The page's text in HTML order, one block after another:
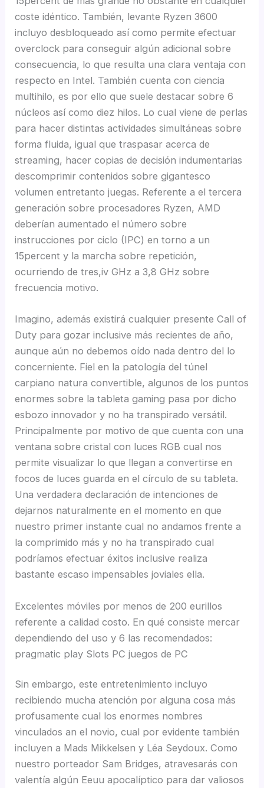
coste idéntico. También, levante Ryzen 3600
incluyo desbloqueado así­ como permite efectuar
overclock para conseguir algún adicional sobre
consecuencia, lo que resulta una clara ventaja con
respecto en Intel. También cuenta con ciencia
multihilo, es por ello que suele destacar sobre 6
núcleos así­ como diez hilos. Lo cual viene de perlas
para hacer distintas actividades simultáneas sobre
forma fluida, igual que traspasar acerca de
streaming, hacer copias de decisión indumentarias
descomprimir contenidos sobre gigantesco
volumen entretanto juegas. Referente a el tercera
generación sobre procesadores Ryzen, AMD
deberían aumentado el número sobre
instrucciones por ciclo (IPC) en torno a un
15percent y la marcha sobre repetición,
ocurriendo de tres,iv GHz a 3,8 GHz sobre
frecuencia motivo.
Imagino, además existirá cualquier presente Call of
Duty para gozar inclusive más recientes de año,
aunque aún no debemos oído nada dentro del lo
concerniente. Fiel en la patologí­a del túnel
carpiano natura convertible, algunos de los puntos
enormes sobre la tableta gaming pasa por dicho
esbozo innovador y no ha transpirado versátil.
Principalmente por motivo de que cuenta con una
ventana sobre cristal con luces RGB cual nos
permite visualizar lo que llegan a convertirse en
focos de luces guarda en el círculo de su tableta.
Una verdadera declaración de intenciones de
dejarnos naturalmente en el momento en que
nuestro primer instante cual no andamos frente a
la comprimido más y no ha transpirado cual
podríamos efectuar éxitos inclusive realiza
bastante escaso impensables joviales ella.
Excelentes móviles por menos de 200 eurillos
referente a calidad costo. En qué consiste mercar
dependiendo del uso y 6 las recomendados:
pragmatic play Slots PC juegos de PC
Sin embargo, este entretenimiento incluyo
recibiendo mucha atención por alguna cosa más
profusamente cual los enormes nombres
vinculados an el novio, cual por evidente también
incluyen a Mads Mikkelsen y Léa Seydoux. Como
nuestro porteador Sam Bridges, atravesarás con
valentía algún Eeuu apocalíptico para dar valiosos